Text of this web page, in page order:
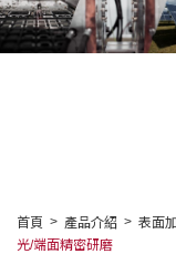
首頁 產品介紹 表面
光/端面精密研磨